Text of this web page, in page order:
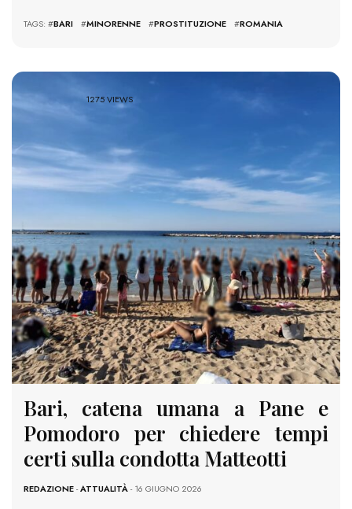
TAGS: #BARI #MINORENNE #PROSTITUZIONE #ROMANIA
1275 VIEWS
Bari, catena umana a Pane e
Pomodoro per chiedere tempi
certi sulla condotta Matteotti
REDAZIONE-ATTUALITÀ- 16 GIUGNO 2026